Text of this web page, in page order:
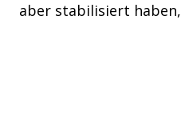
aber stabilisiert